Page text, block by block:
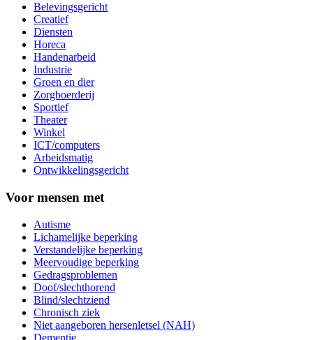
Belevingsgericht
Creatief
Diensten
Horeca
Handenarbeid
Industrie
Groen en dier
Zorgboerderij
Sportief
Theater
Winkel
ICT/computers
Arbeidsmatig
Ontwikkelingsgericht
Voor mensen met
Autisme
Lichamelijke beperking
Verstandelijke beperking
Meervoudige beperking
Gedragsproblemen
Doof/slechthorend
Blind/slechtziend
Chronisch ziek
Niet aangeboren hersenletsel (NAH)
Dementie